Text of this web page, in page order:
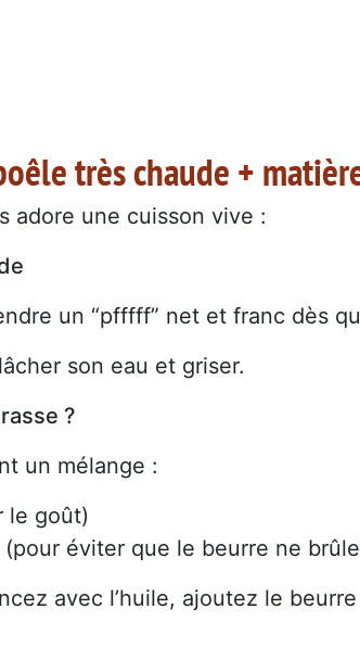
très chaude +
adore une cuisson vive :
un “pfffff” net et franc dès
son eau et griser.
?
un mélange :
le goût)
éviter que le beurre ne
avec l’huile, ajoutez le